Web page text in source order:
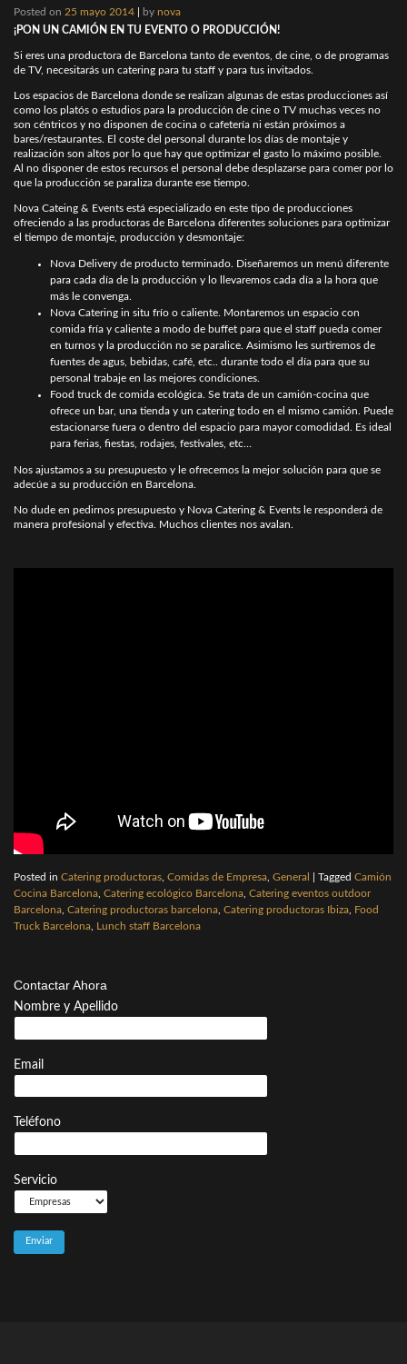
Posted on 25 mayo 2014 by nova
¡PON UN CAMIÓN EN TU EVENTO O PRODUCCIÓN!
Si eres una productora de Barcelona tanto de eventos, de cine, o de programas
de TV, necesitarás un catering para tu staff y para tus invitados.
Los espacios de Barcelona donde se realizan algunas de estas producciones así
como los platós o estudios para la producción de cine o TV muchas veces no
son céntricos y no disponen de cocina o cafetería ni están próximos a
bares/restaurantes. El coste del personal durante los días de montaje y
realización son altos por lo que hay que optimizar el gasto lo máximo posible.
Al no disponer de estos recursos el personal debe desplazarse para comer por lo
que la producción se paraliza durante ese tiempo.
Nova Cateing & Events está especializado en este tipo de producciones
ofreciendo a las productoras de Barcelona diferentes soluciones para optimizar
el tiempo de montaje, producción y desmontaje:
Nova Delivery de producto terminado. Diseñaremos un menú diferente
para cada día de la producción y lo llevaremos cada día a la hora que
más le convenga.
Nova Catering in situ frío o caliente. Montaremos un espacio con
comida fría y caliente a modo de buffet para que el staff pueda comer
en turnos y la producción no se paralice. Asimismo les surtiremos de
fuentes de agus, bebidas, café, etc.. durante todo el día para que su
personal trabaje en las mejores condiciones.
Food truck de comida ecológica. Se trata de un camión-cocina que
ofrece un bar, una tienda y un catering todo en el mismo camión. Puede
estacionarse fuera o dentro del espacio para mayor comodidad. Es ideal
para ferias, fiestas, rodajes, festivales, etc…
Nos ajustamos a su presupuesto y le ofrecemos la mejor solución para que se
adecúe a su producción en Barcelona.
No dude en pedirnos presupuesto y Nova Catering & Events le responderá de
manera profesional y efectiva. Muchos clientes nos avalan.
Posted in Catering productoras Comidas de Empresa General Tagged Camión
Cocina Barcelona Catering ecológico Barcelona Catering eventos outdoor
Barcelona Catering productoras barcelona Catering productoras Ibiza Food
Truck Barcelona Lunch staff Barcelona
Contactar Ahora
Nombre y Apellido
Email
Teléfono
Servicio